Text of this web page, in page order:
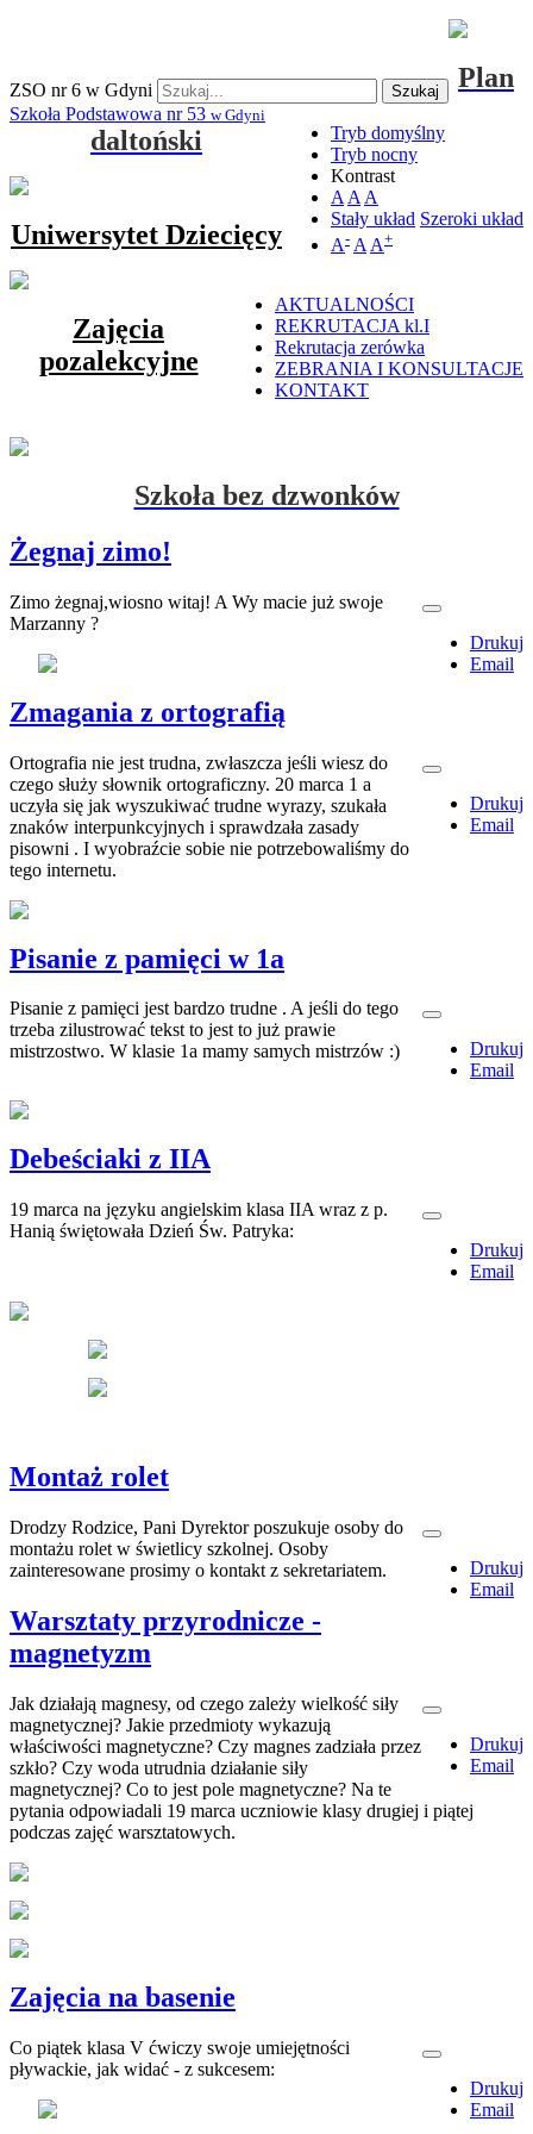
ZSO nr 6 w Gdyni Szukaj
Tryb domyślny
Tryb nocny
Kontrast
A A A
Stały układ Szeroki układ
A- A A+
Szkoła Podstawowa nr 53 w Gdyni
AKTUALNOŚCI
REKRUTACJA kl.I
Rekrutacja zerówka
ZEBRANIA I KONSULTACJE
KONTAKT
Plan
daltoński
Uniwersytet Dziecięcy
Zajęcia
pozalekcyjne
Szkoła bez dzwonków
Żegnaj zimo!
Drukuj
Email
Zimo żegnaj,wiosno witaj! A Wy macie już swoje
Marzanny ?
Zmagania z ortografią
Drukuj
Email
Ortografia nie jest trudna, zwłaszcza jeśli wiesz do
czego służy słownik ortograficzny. 20 marca 1 a
uczyła się jak wyszukiwać trudne wyrazy, szukała
znaków interpunkcyjnych i sprawdzała zasady
pisowni . I wyobraźcie sobie nie potrzebowaliśmy do
tego internetu.
Pisanie z pamięci w 1a
Drukuj
Email
Pisanie z pamięci jest bardzo trudne . A jeśli do tego
trzeba zilustrować tekst to jest to już prawie
mistrzostwo. W klasie 1a mamy samych mistrzów :)
Debeściaki z IIA
Drukuj
Email
19 marca na języku angielskim klasa IIA wraz z p.
Hanią świętowała Dzień Św. Patryka:
Montaż rolet
Drukuj
Email
Drodzy Rodzice, Pani Dyrektor poszukuje osoby do
montażu rolet w świetlicy szkolnej. Osoby
zainteresowane prosimy o kontakt z sekretariatem.
Warsztaty przyrodnicze -
magnetyzm
Drukuj
Email
Jak działają magnesy, od czego zależy wielkość siły
magnetycznej? Jakie przedmioty wykazują
właściwości magnetyczne? Czy magnes zadziała przez
szkło? Czy woda utrudnia działanie siły
magnetycznej? Co to jest pole magnetyczne? Na te
pytania odpowiadali 19 marca uczniowie klasy drugiej i piątej
podczas zajęć warsztatowych.
Zajęcia na basenie
Drukuj
Email
Co piątek klasa V ćwiczy swoje umiejętności
pływackie, jak widać - z sukcesem: